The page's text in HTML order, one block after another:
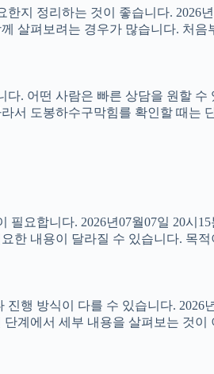
지 정리하는 것이 좋습니다.
살펴보려는 경우가 많습니다. 처
. 어떤 사람은 빠른 상담을 원할
서 도봉하수구막힘를 확인할 때
요합니다. 2026년07월07일 20시
한 내용이 달라질 수 있습니다. 목
행 방식이 다를 수 있습니다.
계에서 세부 내용을 살펴보는 것이